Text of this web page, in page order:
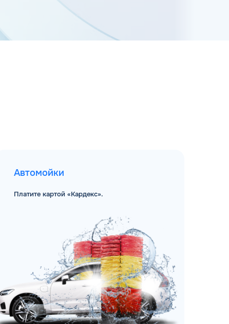
Автомойки
Платите картой «Кардекс».